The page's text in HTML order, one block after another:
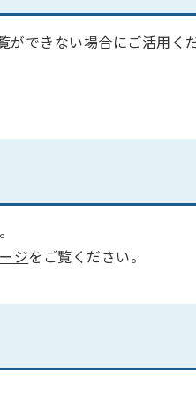
ができない場合にご活用く
ジをご覧ください。